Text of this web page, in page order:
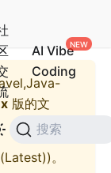
AI Vibe
Coding
搜索
版的文
)。